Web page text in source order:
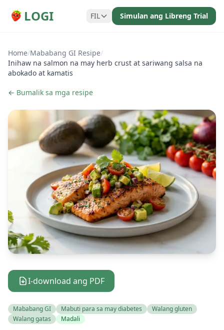
LOGI FIL Simulan ang Libreng Trial
Home/Mababang GI Resipe/
Inihaw na salmon na may herb crust at sariwang salsa na
abokado at kamatis
← Bumalik sa mga resipe
I-download ang PDF
Mababang GI Mabuti para sa may diabetes
Walang gluten
Walang gatas
Madali